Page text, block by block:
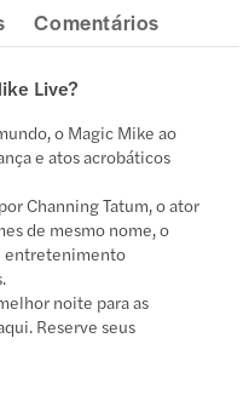
Comentários
Live?
o Magic Mike ao
e atos acrobáticos
Channing Tatum, o ator
de mesmo nome, o
entretenimento
noite para as
Reserve seus